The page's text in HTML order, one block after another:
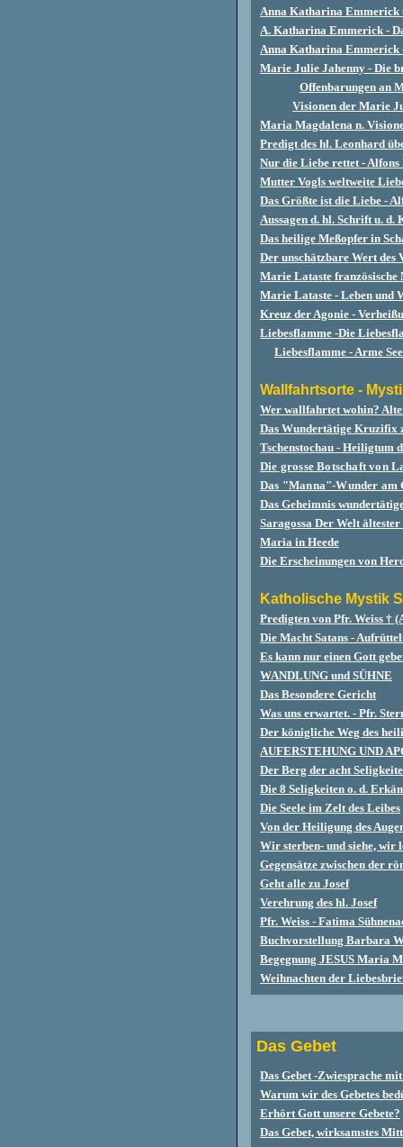
Anna Katharina Emmerick
A. Katharina Emmerick -
Anna Katharina Emmerick
Marie Julie Jahenny - Die
Offenbarungen an
Visionen der Marie
Maria Magdalena n.
Predigt des hl. Leonhard
Nur die Liebe rettet -
Mutter Vogls weltweite
Das Größte ist die Liebe -
Aussagen d. hl. Schrift u.
Das heilige Meßopfer in
Der unschätzbare Wert des
Marie Lataste französische
Marie Lataste - Leben und
Kreuz der Agonie -
Liebesflamme -Die
Liebesflamme - Arme
Wallfahrtsorte -
Wer wallfahrtet wohin?
Das Wundertätige Kruzifix
Tschenstochau - Heiligtum
Die grosse Botschaft von
Das "Manna"-Wunder am
Das Geheimnis
Saragossa Der Welt
Maria in Heede
Die Erscheinungen von
Katholische Mystik
Predigten von Pfr. Weiss †
Die Macht Satans -
Es kann nur einen Gott
WANDLUNG und SÜHNE
Das Besondere Gericht
Was uns erwartet. - Pfr.
Der königliche Weg des
AUFERSTEHUNG UND
Der Berg der acht
Die 8 Seligkeiten o. d.
Die Seele im Zelt des Leibes
Von der Heiligung des
Wir sterben- und siehe, wir
Gegensätze zwischen der
Geht alle zu Josef
Verehrung des hl. Josef
Pfr. Weiss - Fatima
Buchvorstellung Barbara
Begegnung JESUS Maria
Weihnachten der
Das Gebet
Das Gebet -Zwiesprache
Warum wir des Gebetes
Erhört Gott unsere Gebete?
Das Gebet, wirksamstes